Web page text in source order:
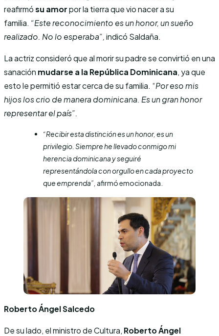
reafirmósu amorpor la tierra que vio nacer a su
familia. “Este reconocimiento es un honor, un sueño
realizado. No lo esperaba”,indicó Saldaña.
La actriz consideró que al morir su padre se convirtió en una
sanación mudarse a la República Dominicana, ya que
esto le permitió estar cerca de su familia. “Por eso mis
hijos los crio de manera dominicana. Es un gran honor
representar el país”.
“Recibir esta distinción es un honor, es un
privilegio. Siempre he llevado conmigo mi
herencia dominicana y seguiré
representándola con orgullo en cada proyecto
que emprenda”, afirmó emocionada.
Roberto Ángel Salcedo
De su lado, el ministro de Cultura, Roberto Ángel